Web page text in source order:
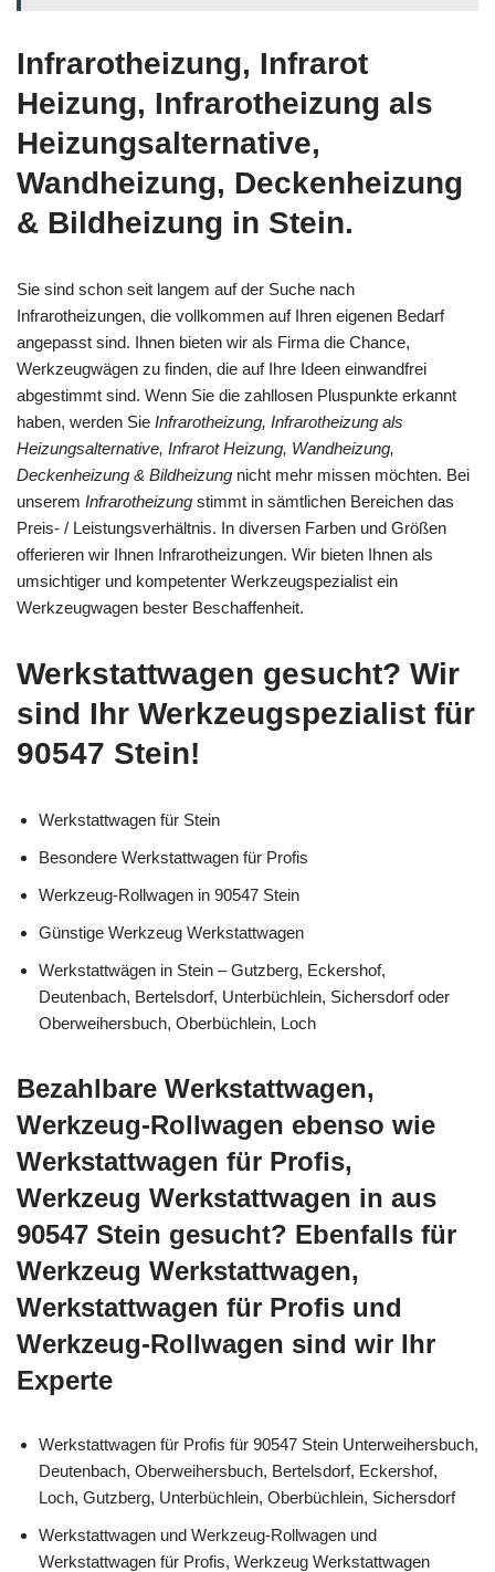
Infrarotheizung, Infrarot
Heizung, Infrarotheizung als
Heizungsalternative,
Wandheizung, Deckenheizung
& Bildheizung in Stein.
Sie sind schon seit langem auf der Suche nach
Infrarotheizungen, die vollkommen auf Ihren eigenen Bedarf
angepasst sind. Ihnen bieten wir als Firma die Chance,
Werkzeugwägen zu finden, die auf Ihre Ideen einwandfrei
abgestimmt sind. Wenn Sie die zahllosen Pluspunkte erkannt
haben, werden Sie Infrarotheizung, Infrarotheizung als
Heizungsalternative, Infrarot Heizung, Wandheizung,
Deckenheizung & Bildheizung nicht mehr missen möchten. Bei
unserem Infrarotheizung stimmt in sämtlichen Bereichen das
Preis- / Leistungsverhältnis. In diversen Farben und Größen
offerieren wir Ihnen Infrarotheizungen. Wir bieten Ihnen als
umsichtiger und kompetenter Werkzeugspezialist ein
Werkzeugwagen bester Beschaffenheit.
Werkstattwagen gesucht? Wir
sind Ihr Werkzeugspezialist für
90547 Stein!
Werkstattwagen für Stein
Besondere Werkstattwagen für Profis
Werkzeug-Rollwagen in 90547 Stein
Günstige Werkzeug Werkstattwagen
Werkstattwägen in Stein – Gutzberg, Eckershof,
Deutenbach, Bertelsdorf, Unterbüchlein, Sichersdorf oder
Oberweihersbuch, Oberbüchlein, Loch
Bezahlbare Werkstattwagen,
Werkzeug-Rollwagen ebenso wie
Werkstattwagen für Profis,
Werkzeug Werkstattwagen in aus
90547 Stein gesucht? Ebenfalls für
Werkzeug Werkstattwagen,
Werkstattwagen für Profis und
Werkzeug-Rollwagen sind wir Ihr
Experte
Werkstattwagen für Profis für 90547 Stein Unterweihersbuch,
Deutenbach, Oberweihersbuch, Bertelsdorf, Eckershof,
Loch, Gutzberg, Unterbüchlein, Oberbüchlein, Sichersdorf
Werkstattwagen und Werkzeug-Rollwagen und
Werkstattwagen für Profis, Werkzeug Werkstattwagen